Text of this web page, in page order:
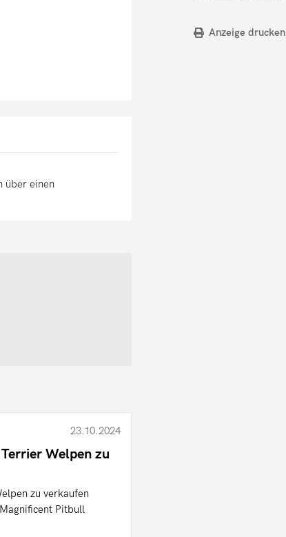
über einen
Anzeige drucken
23.10.2024
Welpen zu
zu verkaufen
Pitbull